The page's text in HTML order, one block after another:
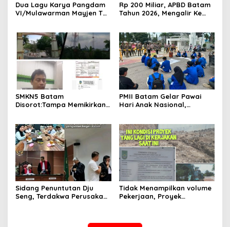
Dua Lagu Karya Pangdam
VI/Mulawarman Mayjen TNI
Ke-81 RI
Rp 200 Miliar, APBD Batam
Tahun 2026, Mengalir Ke
Bereskan Sampah
SMKN5 Batam
Disorot:Tampa Memikirkan
Kepri, Ansar Ahmad
Komersilkan Lahan Sekolah
Untuk Pendirian Tower
PMII Batam Gelar Pawai
Hari Anak Nasional,
Kota Batam
Sidang Penuntutan Dju
Seng, Terdakwa Perusakan
Tidak Menampilkan volume
Pekerjaan, Proyek